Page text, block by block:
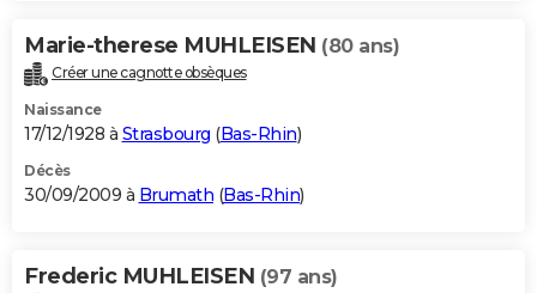
Marie-therese MUHLEISEN (80 ans)
Créer une cagnotte obsèques
Naissance
17/12/1928 à Strasbourg (Bas-Rhin)
Décès
30/09/2009 à Brumath (Bas-Rhin)
Frederic MUHLEISEN (97 ans)